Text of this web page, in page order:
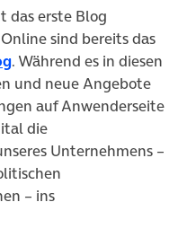
das erste Blog
sind bereits das
(öffnet in neuem Tab)
. Während es in diesen
und neue Angebote
auf Anwenderseite
die
Unternehmens –
– ins